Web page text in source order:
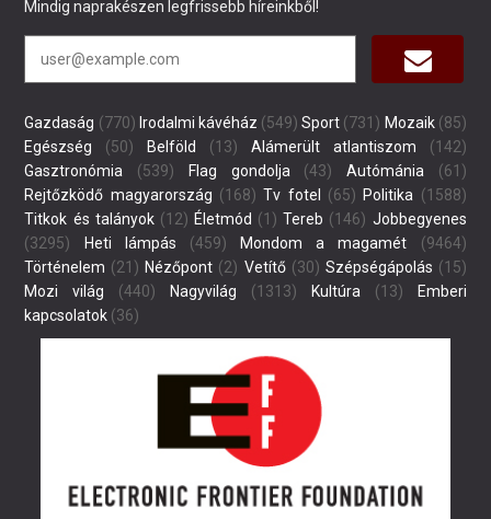
Mindig naprakészen legfrissebb híreinkből!
Gazdaság (770) Irodalmi kávéház (549) Sport (731) Mozaik(85)
Egészség (50) Belföld (13) Alámerült atlantiszom (142)
Gasztronómia (539) Flag gondolja (43) Autómánia (61)
Rejtőzködő magyarország (168) Tv fotel (65) Politika (1588)
Titkok és talányok(12) Életmód (1) Tereb (146) Jobbegyenes
(3295)
Heti lámpás (459) Mondom a magamét (9464)
Történelem (21) Nézőpont (2) Vetítő(30) Szépségápolás (15)
Mozi világ (440) Nagyvilág (1313) Kultúra (13)
Emberi
kapcsolatok (36)